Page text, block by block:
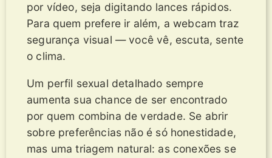
por vídeo, seja digitando lances rápidos.
Para quem prefere ir além, a webcam traz
segurança visual — você vê, escuta, sente
o clima.
Um perfil sexual detalhado sempre
aumenta sua chance de ser encontrado
por quem combina de verdade. Se abrir
sobre preferências não é só honestidade,
mas uma triagem natural: as conexões se